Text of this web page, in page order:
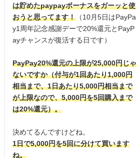
は貯めたpaypayボーナスをガーッと使
おうと思ってます！ （10月5日はPayPa
y1周年記念感謝デーで20%還元とPayP
ayチャンスが復活する日です）
PayPay20%還元の上限が25,000円じゃ
ないですか（付与が1回あたり1,000円
相当まで、1日あたり5,000円相当まで
が上限なので、5,000円を5回購入まで
は20%還元）。
決めてるんですけどね。
1日で5,000円を5回に分けて買います
ね。